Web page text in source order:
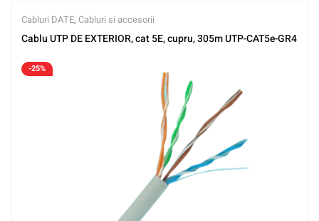
Cabluri DATE, Cabluri si accesorii
Cablu UTP DE EXTERIOR, cat 5E, cupru, 305m UTP-CAT5e-GR4
-25%